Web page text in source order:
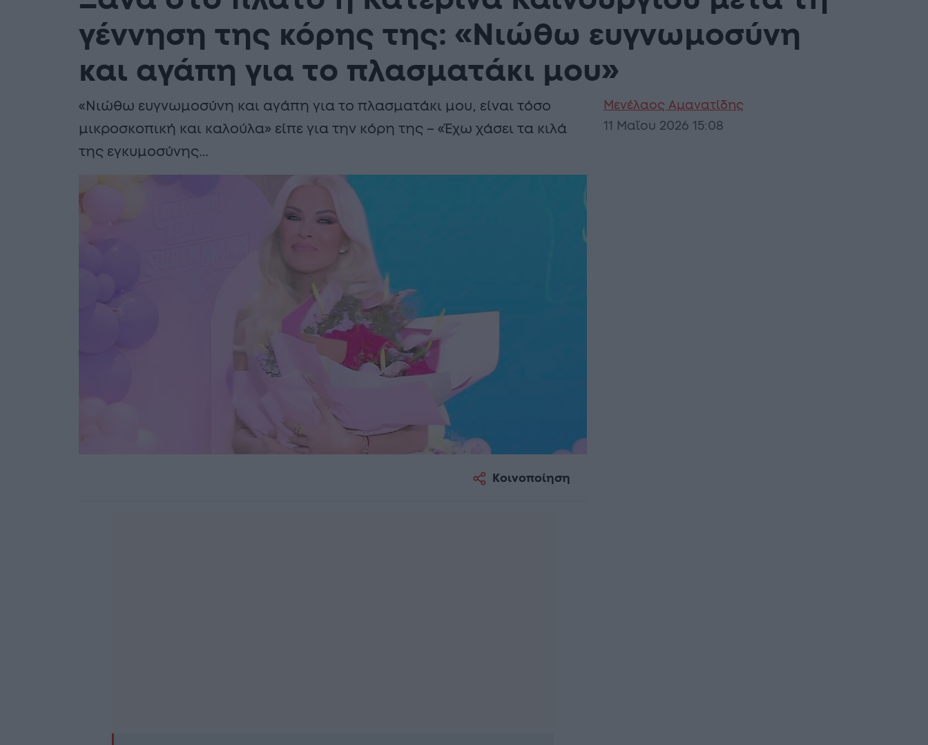
γέννηση της κόρης της: «Νιώθω ευγνωμοσύνη
και αγάπη για το πλασματάκι μου»
«Νιώθω ευγνωμοσύνη και αγάπη για το πλασματάκι μου, είναι τόσο
μικροσκοπική και καλούλα» είπε για την κόρη της – «Έχω χάσει τα κιλά
της εγκυμοσύνης…
Μενέλαος Αμανατίδης
11 Μαΐου 2026 15:08
Κοινοποίηση